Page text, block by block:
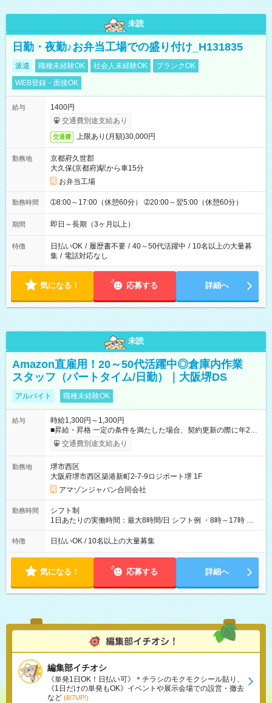
未読
日勤・夜勤♪お弁当工場での盛り付け_H131835
派遣 職種未経験OK 社会人未経験OK
ブランクOK
WEB登録・面接OK
給与
1400円
交通費別途支給あり
交通費 上限あり(月額)30,000円
勤務地
京都府久世郡
大久保(京都府)駅から車15分
お弁当工場
勤務時間 ➀8:00～17:00（休憩60分） ➁20:00～翌5:00（休憩60分）
期間 即日～長期（3ヶ月以上）
特徴 日払いOK / 履歴書不要 / 40～50代活躍中 / 10名以上の大量募
集 / 電話対応なし
気になる！ 応募する 詳細へ
未読
Amazon直雇用！20～50代活躍中◎倉庫内作業
スタッフ（パートタイム/日勤）｜大阪堺DS
アルバイト 職種未経験OK
給与
時給1,300円～1,300円
■昇給・昇格 一定の条件を満たした場合、契約更新の際に年2回
まで昇給の機会があります。 ■正社員登用制度あり ※月末締/翌
月25日支払い ※時間外手当、別途支給 ※深夜割増賃金 (22:00～
☆Amazon直雇用で安定して働けます！ 【試用期間】試用期間
あり 試用期間の長さ：1週間 雇用形態、給与は本採用時と同じ
です。
交通費別途支給あり
勤務地
堺市西区
大阪府堺市西区築港新町2-7-9ロジポート堺 1F
アマゾンジャパン合同会社
勤務時間
シフト制
1日あたりの実働時間：最大8時間/日 シフト例 ・8時～17時 ・
12時～21時
特徴 日払いOK / 10名以上の大量募集
気になる！ 応募する 詳細へ
編集部イチオシ
《単発1日OK！日払い可》＊チラシのモクモクシール貼り、
《1日だけの単発もOK》イベントや展示会場での設営・撤去
など (8/7UP!)